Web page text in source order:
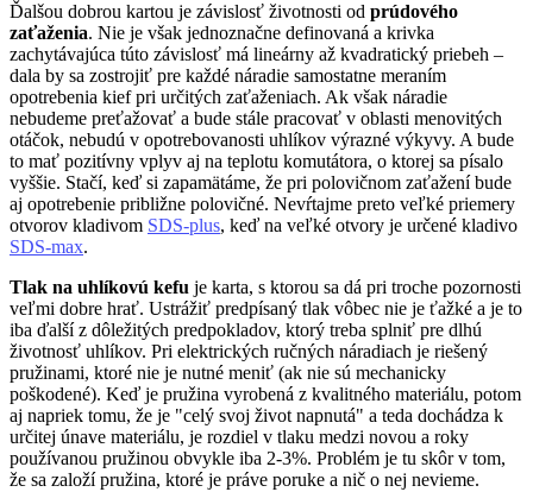
Ďalšou dobrou kartou je závislosť životnosti od prúdového
zaťaženia. Nie je však jednoznačne definovaná a krivka
zachytávajúca túto závislosť má lineárny až kvadratický priebeh –
dala by sa zostrojiť pre každé náradie samostatne meraním
opotrebenia kief pri určitých zaťaženiach. Ak však náradie
nebudeme preťažovať a bude stále pracovať v oblasti menovitých
otáčok, nebudú v opotrebovanosti uhlíkov výrazné výkyvy. A bude
to mať pozitívny vplyv aj na teplotu komutátora, o ktorej sa písalo
vyššie. Stačí, keď si zapamätáme, že pri polovičnom zaťažení bude
aj opotrebenie približne polovičné. Nevŕtajme preto veľké priemery
otvorov kladivom SDS-plus, keď na veľké otvory je určené kladivo
SDS-max.
Tlak na uhlíkovú kefu je karta, s ktorou sa dá pri troche pozornosti
veľmi dobre hrať. Ustrážiť predpísaný tlak vôbec nie je ťažké a je to
iba ďalší z dôležitých predpokladov, ktorý treba splniť pre dlhú
životnosť uhlíkov. Pri elektrických ručných náradiach je riešený
pružinami, ktoré nie je nutné meniť (ak nie sú mechanicky
poškodené). Keď je pružina vyrobená z kvalitného materiálu, potom
aj napriek tomu, že je "celý svoj život napnutá" a teda dochádza k
určitej únave materiálu, je rozdiel v tlaku medzi novou a roky
používanou pružinou obvykle iba 2-3%. Problém je tu skôr v tom,
že sa založí pružina, ktoré je práve poruke a nič o nej nevieme.